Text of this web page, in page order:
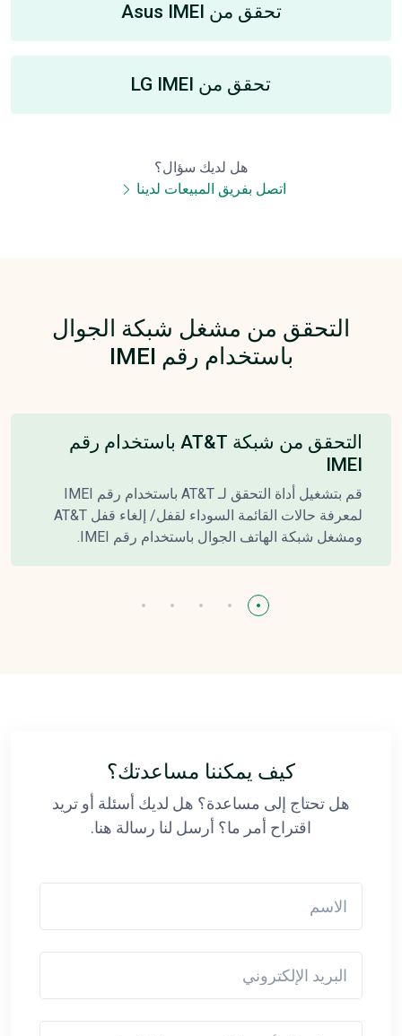
تحقق من Asus IMEI
تحقق من LG IMEI
هل لديك سؤال؟
اتصل بفريق المبيعات لدينا
التحقق من مشغل شبكة الجوال
باستخدام رقم IMEI
التحقق من شبكة AT&T باستخدام رقم
IMEI
قم بتشغيل أداة التحقق لـ AT&T باستخدام رقم IMEI
لمعرفة حالات القائمة السوداء لقفل/ إلغاء قفل AT&T
ومشغل شبكة الهاتف الجوال باستخدام رقم IMEI.
كيف يمكننا مساعدتك؟
هل تحتاج إلى مساعدة؟ هل لديك أسئلة أو تريد
اقتراح أمر ما؟ أرسل لنا رسالة هنا.